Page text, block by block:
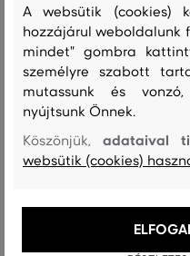
A websütik (cookies)
hozzájárul weboldalunk
mindet" gombra
személyre szabott
mutassunk és
nyújtsunk Önnek.
Köszönjük,adataival
websütik (cookies)